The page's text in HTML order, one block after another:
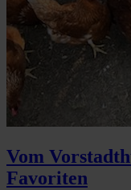
Vom
Favoriten